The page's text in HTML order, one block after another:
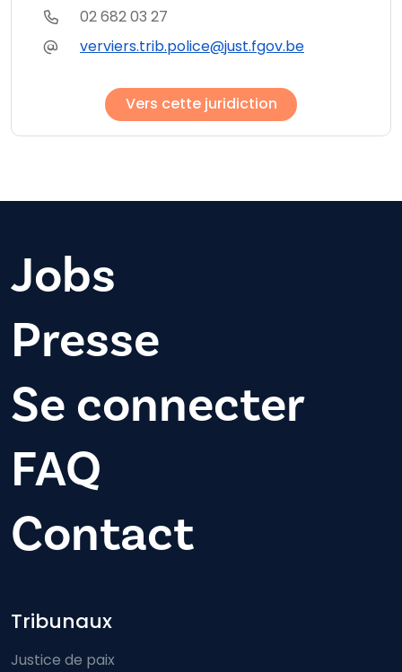
02 682 03 27
verviers.trib.police@just.fgov.be
Vers cette juridiction
Jobs
Presse
Se connecter
FAQ
Contact
Footer-menu
Tribunaux
Justice de paix